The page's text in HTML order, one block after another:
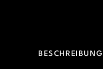
BESCHREIBUNG